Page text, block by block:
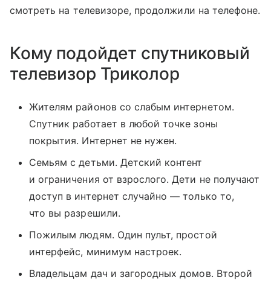
смотреть на телевизоре, продолжили на телефоне.
Кому подойдет спутниковый
телевизор Триколор
Жителям районов со слабым интернетом.
Спутник работает в любой точке зоны
покрытия. Интернет не нужен.
Семьям с детьми. Детский контент
и ограничения от взрослого. Дети не получают
доступ в интернет случайно — только то,
что вы разрешили.
Пожилым людям. Один пульт, простой
интерфейс, минимум настроек.
Владельцам дач и загородных домов. Второй